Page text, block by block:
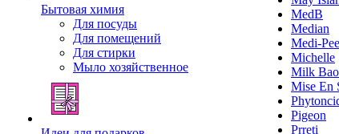
Бытовая химия
Для посуды
Для помещений
Для стирки
Мыло хозяйственное
MedB
Median
Medi-
Michelle
Milk
Mise En
Pigeon
Prreti